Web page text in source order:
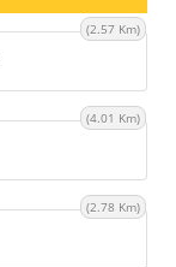
(2.57 Km)
(4.01 Km)
(2.78 Km)